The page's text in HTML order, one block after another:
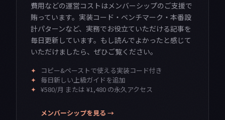
費用などの運営コストはメンバーシップのご支援で
賄っています。実装コード・ベンチマーク・本番設
計パターンなど、実務でお役立ていただける記事を
毎日更新しています。もし読んでよかったと感じて
いただけましたら、ぜひご覧ください。
✦
コピー&ペーストで使える実装コード付き
✦ 毎日新しい上級ガイドを追加
✦ ¥580/月 または ¥1,480 の永久アクセス
メンバーシップを見る →